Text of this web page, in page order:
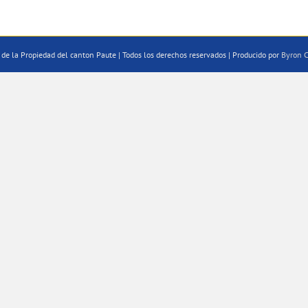
la Propiedad del canton Paute | Todos los derechos reservados | Producido por Byron